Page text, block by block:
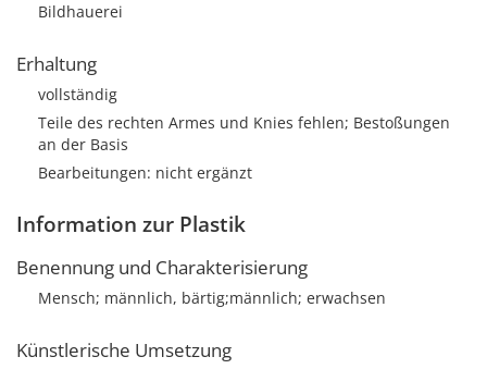
Bildhauerei
Erhaltung
vollständig
Teile des rechten Armes und Knies fehlen; Bestoßungen
an der Basis
Bearbeitungen: nicht ergänzt
Information zur Plastik
Benennung und Charakterisierung
Mensch; männlich, bärtig;männlich; erwachsen
Künstlerische Umsetzung